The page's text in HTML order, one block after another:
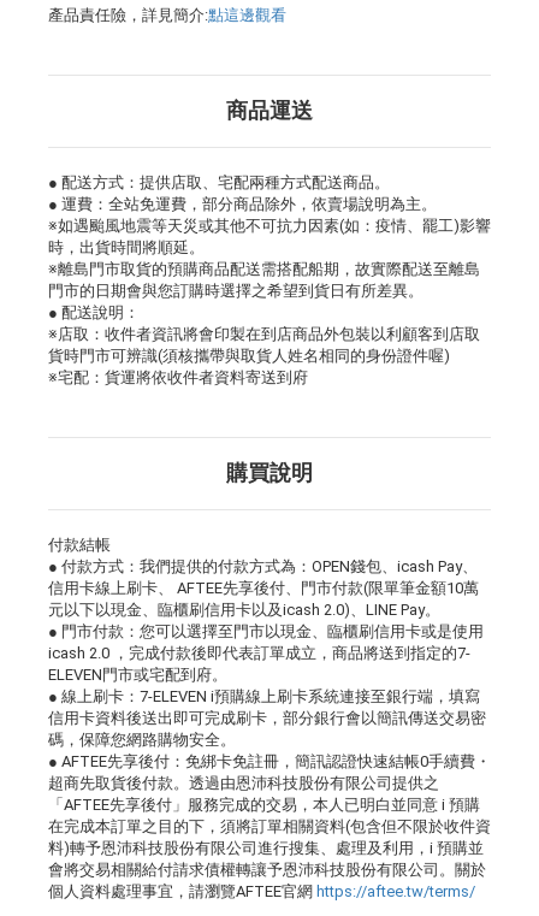
產品責任險，詳見簡介:點這邊觀看
商品運送
● 配送方式：提供店取、宅配兩種方式配送商品。
● 運費：全站免運費，部分商品除外，依賣場說明為主。
※如遇颱風地震等天災或其他不可抗力因素(如：疫情、罷工)影響
時，出貨時間將順延。
※離島門市取貨的預購商品配送需搭配船期，故實際配送至離島
門市的日期會與您訂購時選擇之希望到貨日有所差異。
● 配送說明：
※店取：收件者資訊將會印製在到店商品外包裝以利顧客到店取
貨時門市可辨識(須核攜帶與取貨人姓名相同的身份證件喔)
※宅配：貨運將依收件者資料寄送到府
購買說明
付款結帳
● 付款方式：我們提供的付款方式為：OPEN錢包、icash Pay、
信用卡線上刷卡、 AFTEE先享後付、門市付款(限單筆金額10萬
元以下以現金、臨櫃刷信用卡以及icash 2.0)、LINE Pay。
● 門市付款：您可以選擇至門市以現金、臨櫃刷信用卡或是使用
icash 2.0 ，完成付款後即代表訂單成立，商品將送到指定的7-
ELEVEN門市或宅配到府。
● 線上刷卡：7-ELEVEN i預購線上刷卡系統連接至銀行端，填寫
信用卡資料後送出即可完成刷卡，部分銀行會以簡訊傳送交易密
碼，保障您網路購物安全。
● AFTEE先享後付：免綁卡免註冊，簡訊認證快速結帳0手續費・
超商先取貨後付款。透過由恩沛科技股份有限公司提供之
「AFTEE先享後付」服務完成的交易，本人已明白並同意 i 預購
在完成本訂單之目的下，須將訂單相關資料(包含但不限於收件資
料)轉予恩沛科技股份有限公司進行搜集、處理及利用，i 預購並
會將交易相關給付請求債權轉讓予恩沛科技股份有限公司。關於
個人資料處理事宜，請瀏覽AFTEE官網 https://aftee.tw/terms/